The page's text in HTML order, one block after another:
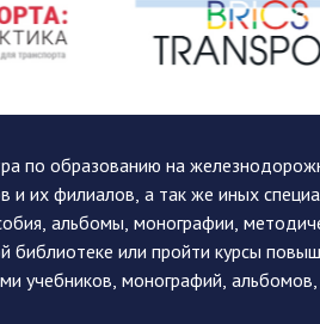
по образованию на
и их филиалов, а так же иных
альбомы, монографии,
библиотеке или пройти курсы
учебников, монографий,